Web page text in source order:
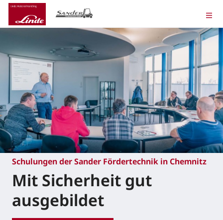
Schulungen der Sander Fördertechnik in Chemnitz
Mit Sicherheit gut
ausgebildet